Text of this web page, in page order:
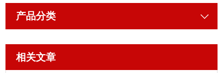
产品分类
相关文章